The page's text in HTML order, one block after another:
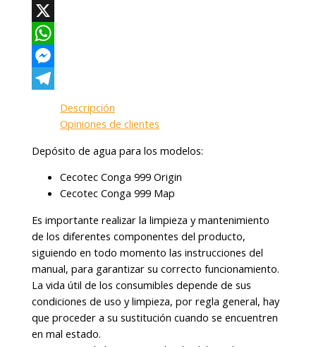
Facebook
X
WhatsApp
Messenger
Descripción
Opiniones de clientes
Depósito de agua para los modelos:
Cecotec Conga 999 Origin
Cecotec Conga 999 Map
Es importante realizar la limpieza y mantenimiento
de los diferentes componentes del producto,
siguiendo en todo momento las instrucciones del
manual, para garantizar su correcto funcionamiento.
La vida útil de los consumibles depende de sus
condiciones de uso y limpieza, por regla general, hay
que proceder a su sustitución cuando se encuentren
en mal estado.